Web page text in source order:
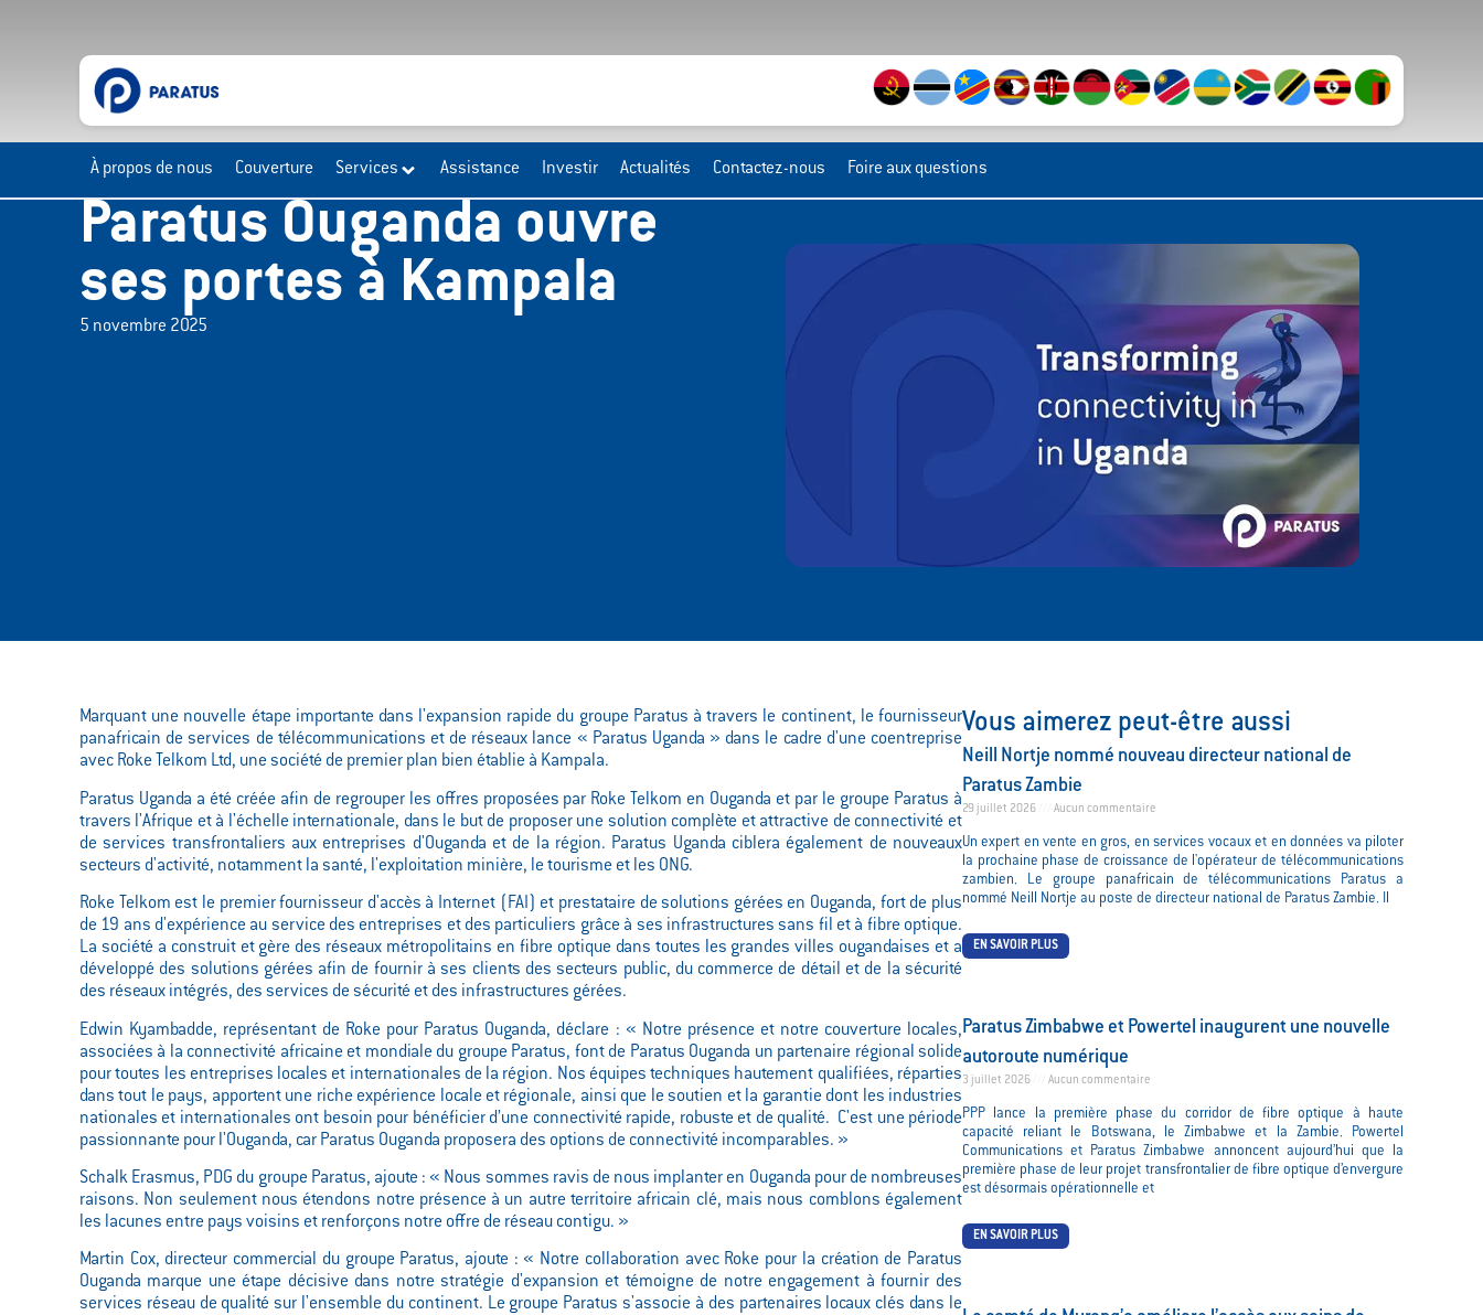
À propos de nous Couverture Services Assistance Investir Actualités Contactez-nous Foire aux questions
Paratus Ouganda ouvre
ses portes à Kampala
5 novembre 2025
Marquant une nouvelle étape importante dans l'expansion rapide du groupe Paratus à travers le continent, le fournisseur
panafricain de services de télécommunications et de réseaux lance « Paratus Uganda » dans le cadre d'une coentreprise
avec Roke Telkom Ltd, une société de premier plan bien établie à Kampala.
Paratus Uganda a été créée afin de regrouper les offres proposées par Roke Telkom en Ouganda et par le groupe Paratus à
travers l'Afrique et à l'échelle internationale, dans le but de proposer une solution complète et attractive de connectivité et
de services transfrontaliers aux entreprises d'Ouganda et de la région. Paratus Uganda ciblera également de nouveaux
secteurs d'activité, notamment la santé, l'exploitation minière, le tourisme et les ONG.
Roke Telkom est le premier fournisseur d'accès à Internet (FAI) et prestataire de solutions gérées en Ouganda, fort de plus
de 19 ans d'expérience au service des entreprises et des particuliers grâce à ses infrastructures sans fil et à fibre optique.
La société a construit et gère des réseaux métropolitains en fibre optique dans toutes les grandes villes ougandaises et a
développé des solutions gérées afin de fournir à ses clients des secteurs public, du commerce de détail et de la sécurité
des réseaux intégrés, des services de sécurité et des infrastructures gérées.
Edwin Kyambadde, représentant de Roke pour Paratus Ouganda, déclare : « Notre présence et notre couverture locales,
associées à la connectivité africaine et mondiale du groupe Paratus, font de Paratus Ouganda un partenaire régional solide
pour toutes les entreprises locales et internationales de la région. Nos équipes techniques hautement qualifiées, réparties
dans tout le pays, apportent une riche expérience locale et régionale, ainsi que le soutien et la garantie dont les industries
nationales et internationales ont besoin pour bénéficier d’une connectivité rapide, robuste et de qualité. C'est une période
passionnante pour l'Ouganda, car Paratus Ouganda proposera des options de connectivité incomparables. »
Schalk Erasmus, PDG du groupe Paratus, ajoute : « Nous sommes ravis de nous implanter en Ouganda pour de nombreuses
raisons. Non seulement nous étendons notre présence à un autre territoire africain clé, mais nous comblons également
les lacunes entre pays voisins et renforçons notre offre de réseau contigu. »
Martin Cox, directeur commercial du groupe Paratus, ajoute : « Notre collaboration avec Roke pour la création de Paratus
Ouganda marque une étape décisive dans notre stratégie d'expansion et témoigne de notre engagement à fournir des
services réseau de qualité sur l'ensemble du continent. Le groupe Paratus s'associe à des partenaires locaux clés dans le
Vous aimerez peut-être aussi
Neill Nortje nommé nouveau directeur national de
Paratus Zambie
29 juillet 2026 Aucun commentaire
Un expert en vente en gros, en services vocaux et en données va piloter
la prochaine phase de croissance de l'opérateur de télécommunications
zambien. Le groupe panafricain de télécommunications Paratus a
nommé Neill Nortje au poste de directeur national de Paratus Zambie. Il
EN SAVOIR PLUS
Paratus Zimbabwe et Powertel inaugurent une nouvelle
autoroute numérique
3 juillet 2026 Aucun commentaire
PPP lance la première phase du corridor de fibre optique à haute
capacité reliant le Botswana, le Zimbabwe et la Zambie. Powertel
Communications et Paratus Zimbabwe annoncent aujourd’hui que la
première phase de leur projet transfrontalier de fibre optique d’envergure
est désormais opérationnelle et
EN SAVOIR PLUS